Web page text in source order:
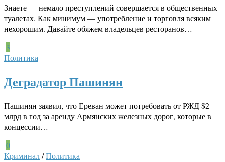
Знаете — немало преступлений совершается в общественных
туалетах. Как минимум — употребление и торговля всяким
нехорошим. Давайте обяжем владельцев ресторанов…
3
Политика
Деградатор Пашинян
Пашинян заявил, что Ереван может потребовать от РЖД $2
млрд в год за аренду Армянских железных дорог, которые в
концессии…
0
Криминал/Политика